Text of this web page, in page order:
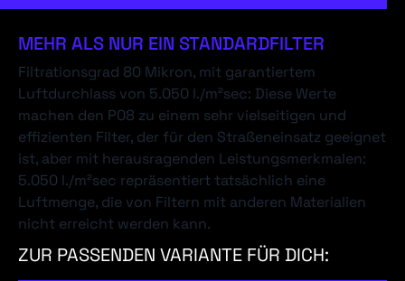
MEHR ALS NUR EIN STANDARDFILTER
Filtrationsgrad 80 Mikron, mit garantiertem
Luftdurchlass von 5.050 l./m²sec: Diese Werte
machen den P08 zu einem sehr vielseitigen und
effizienten Filter, der für den Straßeneinsatz geeignet
ist, aber mit herausragenden Leistungsmerkmalen:
5.050 l./m²sec repräsentiert tatsächlich eine
Luftmenge, die von Filtern mit anderen Materialien
nicht erreicht werden kann.
ZUR PASSENDEN VARIANTE FÜR DICH: